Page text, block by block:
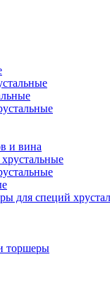
и вина
для специй
торшеры